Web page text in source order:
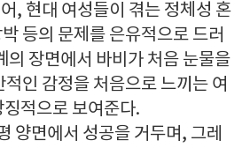
, 현대 여성들이 겪는 정체성 혼
등의 문제를 은유적으로 드러
의 장면에서 바비가 처음 눈물을
인 감정을 처음으로 느끼는 여
적으로 보여준다.
양면에서 성공을 거두며, 그레